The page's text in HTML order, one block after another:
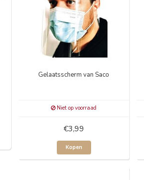
Gelaatsscherm van Saco
Niet op voorraad
€3,99
Kopen